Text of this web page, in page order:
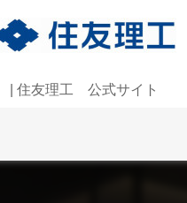
| 住友理工 公式サイト